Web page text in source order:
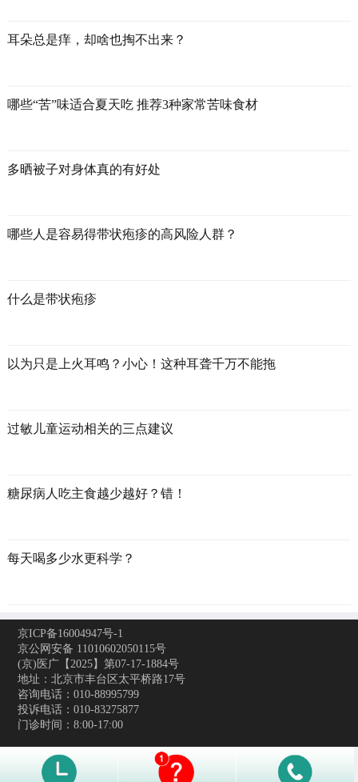
耳朵总是痒，却啥也掏不出来？
哪些“苦”味适合夏天吃 推荐3种家常苦味食材
多晒被子对身体真的有好处
哪些人是容易得带状疱疹的高风险人群？
什么是带状疱疹
以为只是上火耳鸣？小心！这种耳聋千万不能拖
过敏儿童运动相关的三点建议
糖尿病人吃主食越少越好？错！
每天喝多少水更科学？
京ICP备16004947号-1
京公网安备 11010602050115号
(京)医广【2025】第07-17-1884号
地址：北京市丰台区太平桥路17号
咨询电话：010-88995799
投诉电话：010-83275877
门诊时间：8:00-17:00